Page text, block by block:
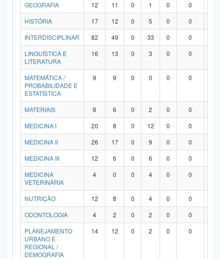
GEOGRAFIA
12 11 0 1 0 0
HISTÓRIA
17 12 0 5 0 0
INTERDISCIPLINAR
82 49 0 33 0 0
LINGUÍSTICA E
LITERATURA
16 13 0 3 0 0
MATEMÁTICA /
PROBABILIDADE E
ESTATÍSTICA
9 9 0 0 0 0
MATERIAIS 8 6 0 2 0 0
MEDICINA I
20 8 0 12 0 0
MEDICINA II
26 17 0 9 0 0
MEDICINA III
12 6 0 6 0 0
MEDICINA
VETERINÁRIA
4 0 0 4 0 0
NUTRIÇÃO 12 8 0 4 0 0
ODONTOLOGIA
4 2 0 2 0 0
PLANEJAMENTO
URBANO E
REGIONAL /
DEMOGRAFIA
14 12 0 2 0 0